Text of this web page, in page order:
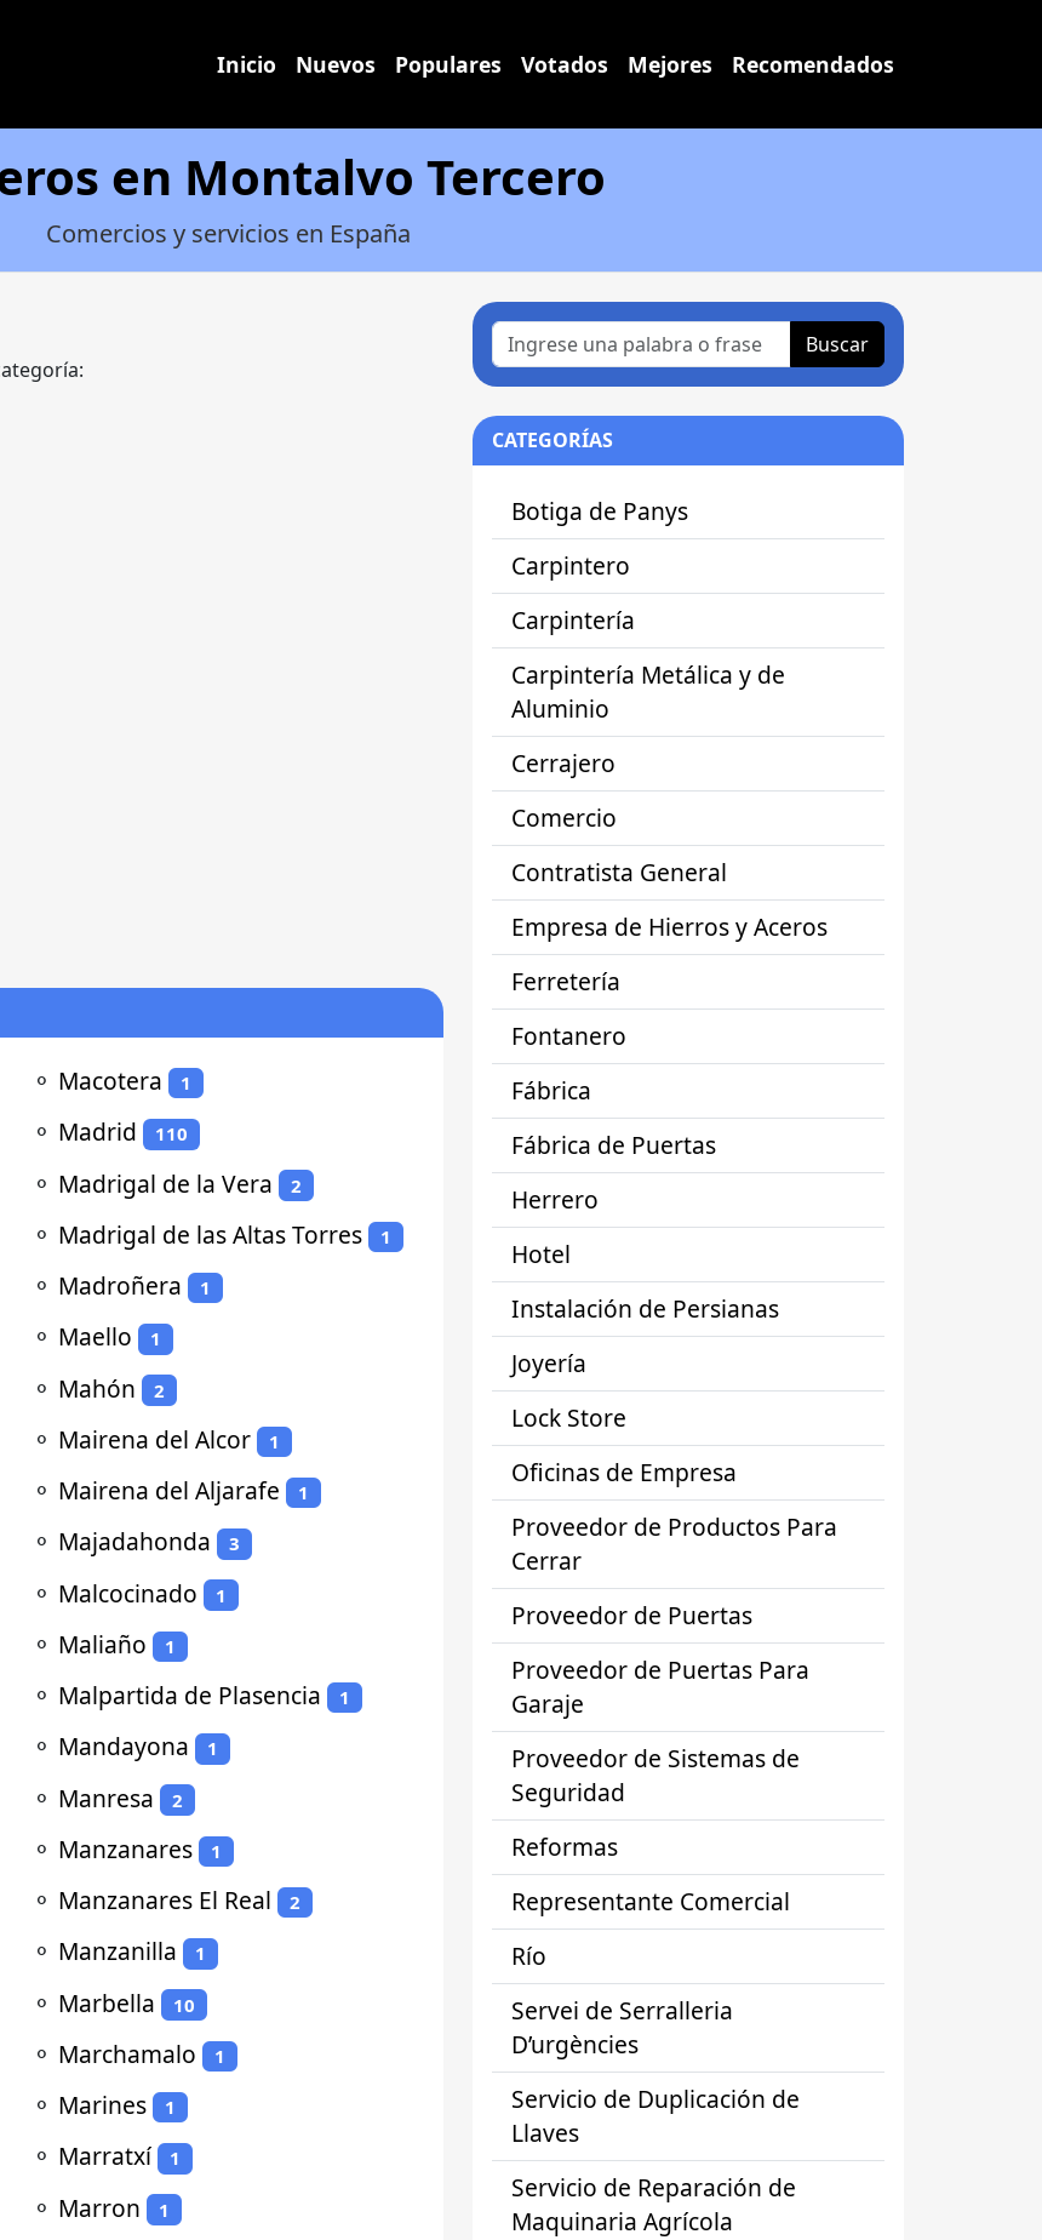
Inicio Nuevos Populares Votados Mejores Recomendados
en Montalvo Tercero
Comercios y servicios en España
⚬ Macotera 1
⚬ Madrid 110
⚬ Madrigal de la Vera 2
⚬ Madrigal de las Altas Torres 1
⚬ Madroñera 1
⚬ Maello 1
⚬ Mahón 2
⚬ Mairena del Alcor 1
⚬ Mairena del Aljarafe 1
⚬ Majadahonda 3
⚬ Malcocinado 1
⚬ Maliaño 1
⚬ Malpartida de Plasencia 1
⚬ Mandayona 1
⚬ Manresa 2
⚬ Manzanares 1
⚬ Manzanares El Real 2
⚬ Manzanilla 1
⚬ Marbella 10
⚬ Marchamalo 1
⚬ Marines 1
⚬ Marratxí 1
⚬ Marron 1
Buscar
CATEGORÍAS
Botiga de Panys
Carpintero
Carpintería
Carpintería Metálica y de
Aluminio
Cerrajero
Comercio
Contratista General
Empresa de Hierros y Aceros
Ferretería
Fontanero
Fábrica
Fábrica de Puertas
Herrero
Hotel
Instalación de Persianas
Joyería
Lock Store
Oficinas de Empresa
Proveedor de Productos Para
Cerrar
Proveedor de Puertas
Proveedor de Puertas Para
Garaje
Proveedor de Sistemas de
Seguridad
Reformas
Representante Comercial
Río
Servei de Serralleria
D’urgències
Servicio de Duplicación de
Llaves
Servicio de Reparación de
Maquinaria Agrícola